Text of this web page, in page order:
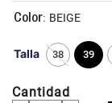
Talla 38 39
: BEIGE
Cantidad